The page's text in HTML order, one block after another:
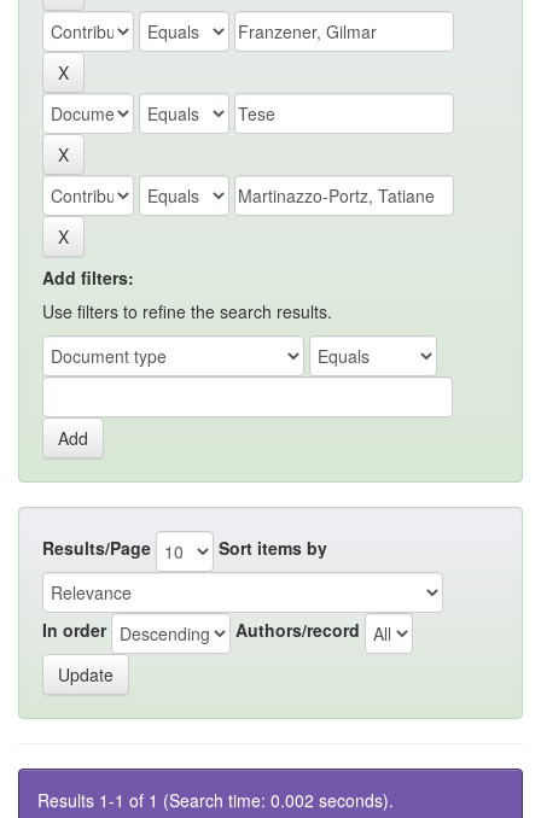
Add filters:
Use filters to refine the search results.
Results/Page Sort items by
In order Authors/record
Results 1-1 of 1 (Search time: 0.002 seconds).